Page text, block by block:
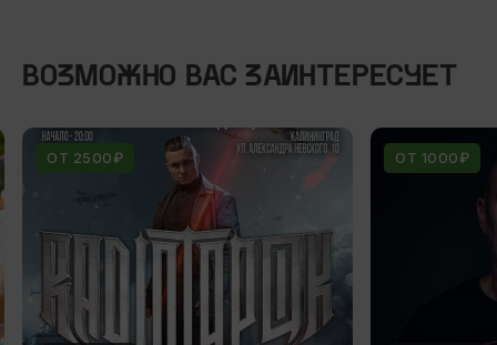
ВОЗМОЖНО ВАС ЗАИНТЕРЕСУЕТ
ОТ 2500₽ ОТ 1000₽